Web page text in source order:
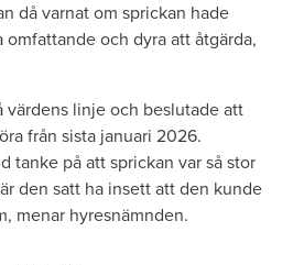
då varnat om sprickan hade
och dyra att åtgärda,
värdens linje och beslutade att
från sista januari 2026.
tanke på att sprickan var så stor
den satt ha insett att den kunde
menar hyresnämnden.